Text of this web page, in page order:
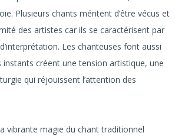
Plusieurs chants méritent d’être vécus et
des artistes car ils se caractérisent par
Les chanteuses font aussi
instants créent une tension artistique, une
qui réjouissent l’attention des
vibrante magie du chant traditionnel